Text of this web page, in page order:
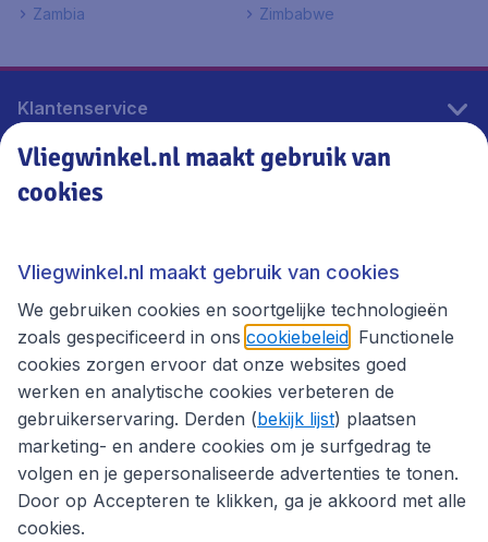
Zambia
Zimbabwe
Klantenservice
Vliegwinkel.nl
Thema's
Vliegwinkel.nl maakt gebruik van
cookies
Vliegwinkel.nl maakt gebruik van cookies
We gebruiken cookies en soortgelijke technologieën
zoals gespecificeerd in ons cookiebeleid . Functionele
cookies zorgen ervoor dat onze websites goed
werken en analytische cookies verbeteren de
gebruikerservaring. Derden (bekijk lijst) plaatsen
marketing- en andere cookies om je surfgedrag te
volgen en je gepersonaliseerde advertenties te tonen.
Door op Accepteren te klikken, ga je akkoord met alle
cookies.